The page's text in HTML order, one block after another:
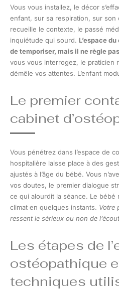
Vous vous installez, le décor
enfant, sur sa respiration, sur son
recueille le contexte, le passé
inquiétude qui sourd. L’espace
de temporiser, mais il ne règle
vous vous interrogez, le praticien
démêle vos attentes. L’enfant
Le premier
cabinet
Vous pénétrez dans l’espace de
hospitalière laisse place à des
ajustés à l’âge du bébé. Vous
vos doutes, le premier dialogue
ce qui alourdit la séance. Le bébé
climat en quelques instants. Votre
ressent le sérieux ou non de
Les étapes de
ostéopathique
techniques